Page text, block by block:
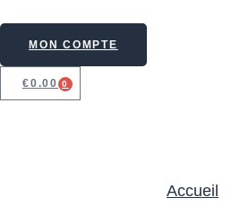
MON COMPTE
€0.00 0
Accueil